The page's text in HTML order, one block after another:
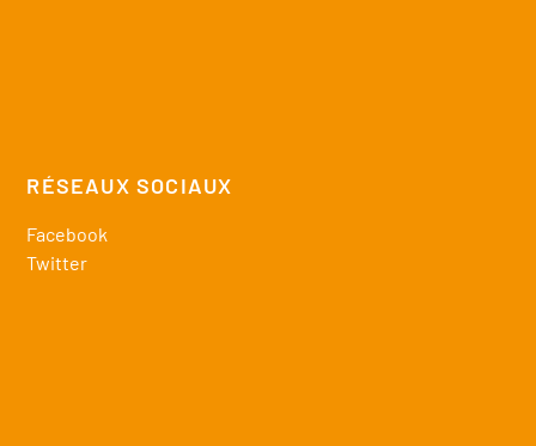
RÉSEAUX SOCIAUX
Facebook
Twitter